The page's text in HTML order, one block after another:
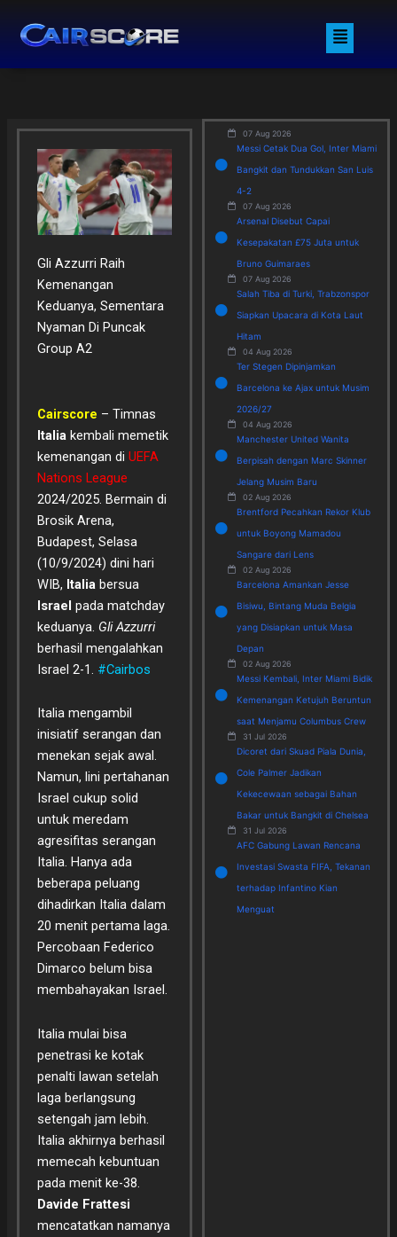
content
Menu
Gli Azzurri Raih
Kemenangan
Keduanya, Sementara
Nyaman Di Puncak
Group A2
Cairscore – Timnas
Italia kembali memetik
kemenangan di UEFA
Nations League
2024/2025. Bermain di
Brosik Arena,
Budapest, Selasa
(10/9/2024) dini hari
WIB, Italia bersua
Israel pada matchday
keduanya. Gli Azzurri
berhasil mengalahkan
Israel 2-1.
#Cairbos
Italia mengambil
inisiatif serangan dan
menekan sejak awal.
Namun, lini pertahanan
Israel cukup solid
untuk meredam
agresifitas serangan
Italia. Hanya ada
beberapa peluang
dihadirkan Italia dalam
20 menit pertama laga.
Percobaan Federico
Dimarco belum bisa
membahayakan Israel.
Italia mulai bisa
penetrasi ke kotak
penalti lawan setelah
laga berlangsung
setengah jam lebih.
Italia akhirnya berhasil
memecah kebuntuan
pada menit ke-38.
Davide Frattesi
mencatatkan namanya
07 Aug 2026
Messi Cetak Dua Gol, Inter Miami
Bangkit dan Tundukkan San Luis
4-2
07 Aug 2026
Arsenal Disebut Capai
Kesepakatan £75 Juta untuk
Bruno Guimaraes
07 Aug 2026
Salah Tiba di Turki, Trabzonspor
Siapkan Upacara di Kota Laut
Hitam
04 Aug 2026
Ter Stegen Dipinjamkan
Barcelona ke Ajax untuk Musim
2026/27
04 Aug 2026
Manchester United Wanita
Berpisah dengan Marc Skinner
Jelang Musim Baru
02 Aug 2026
Brentford Pecahkan Rekor Klub
untuk Boyong Mamadou
Sangare dari Lens
02 Aug 2026
Barcelona Amankan Jesse
Bisiwu, Bintang Muda Belgia
yang Disiapkan untuk Masa
Depan
02 Aug 2026
Messi Kembali, Inter Miami Bidik
Kemenangan Ketujuh Beruntun
saat Menjamu Columbus Crew
31 Jul 2026
Dicoret dari Skuad Piala Dunia,
Cole Palmer Jadikan
Kekecewaan sebagai Bahan
Bakar untuk Bangkit di Chelsea
31 Jul 2026
AFC Gabung Lawan Rencana
Investasi Swasta FIFA, Tekanan
terhadap Infantino Kian
Menguat